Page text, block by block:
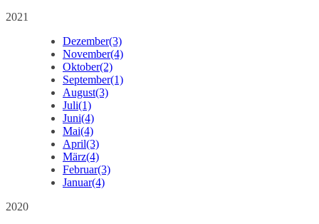
2021
Dezember(3)
November(4)
Oktober(2)
September(1)
August(3)
Juli(1)
Juni(4)
Mai(4)
April(3)
März(4)
Februar(3)
Januar(4)
2020